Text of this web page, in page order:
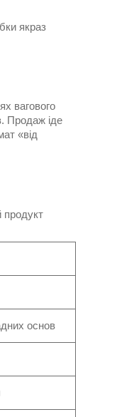
якраз
вагового
Продаж іде
«від
продукт
основ